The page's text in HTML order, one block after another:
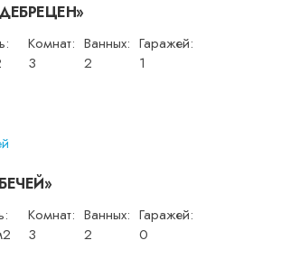
Комнат:
3
Ванных:
2
Гаражей:
1
Комнат:
3
Ванных:
2
Гаражей:
0